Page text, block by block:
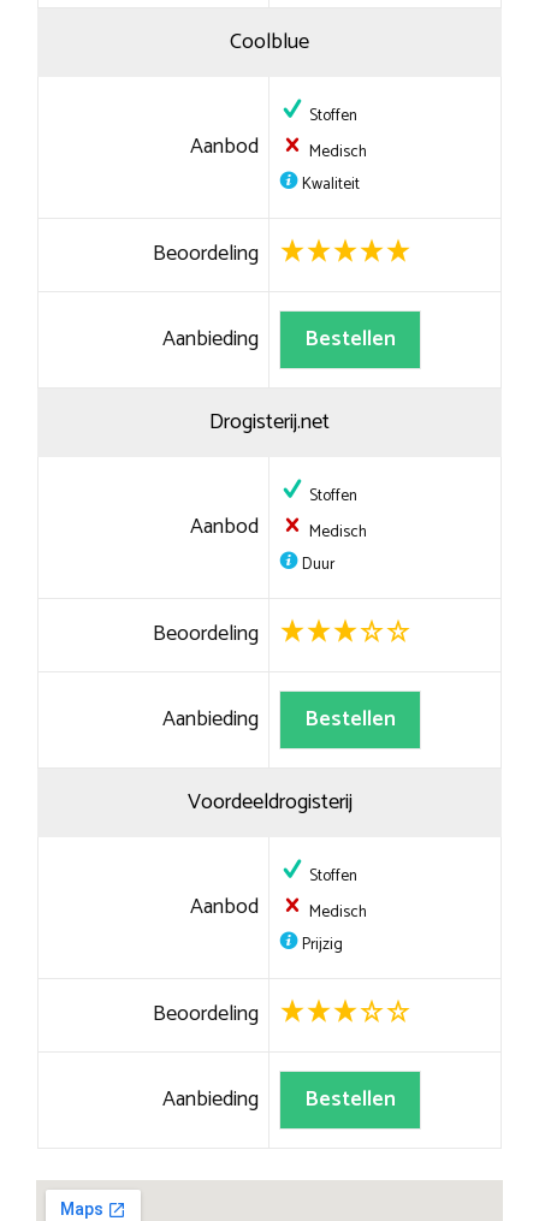
Coolblue
Aanbod
Stoffen
Medisch
Kwaliteit
Beoordeling
Aanbieding Bestellen
Drogisterij.net
Aanbod
Stoffen
Medisch
Duur
Beoordeling
Aanbieding Bestellen
Voordeeldrogisterij
Aanbod
Stoffen
Medisch
Prijzig
Beoordeling
Aanbieding Bestellen